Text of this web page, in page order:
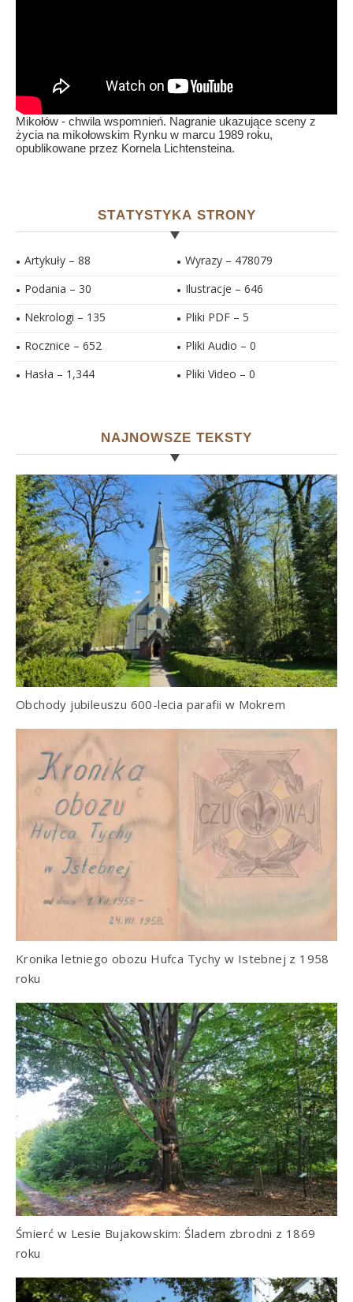
Mikołów - chwila wspomnień. Nagranie ukazujące sceny z
życia na mikołowskim Rynku w marcu 1989 roku,
opublikowane przez Kornela Lichtensteina.
STATYSTYKA STRONY
Artykuły – 88
Podania – 30
Nekrologi – 135
Rocznice – 652
Hasła – 1,344
Wyrazy – 478079
Ilustracje – 646
Pliki PDF – 5
Pliki Audio – 0
Pliki Video – 0
NAJNOWSZE TEKSTY
Obchody jubileuszu 600-lecia parafii w Mokrem
Kronika letniego obozu Hufca Tychy w Istebnej z 1958
roku
Śmierć w Lesie Bujakowskim: Śladem zbrodni z 1869
roku